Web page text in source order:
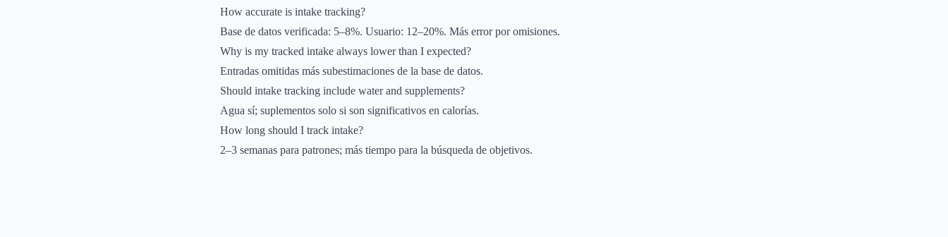
How accurate is intake tracking?
Base de datos verificada: 5–8%. Usuario: 12–20%. Más error por omisiones.
Why is my tracked intake always lower than I expected?
Entradas omitidas más subestimaciones de la base de datos.
Should intake tracking include water and supplements?
Agua sí; suplementos solo si son significativos en calorías.
How long should I track intake?
2–3 semanas para patrones; más tiempo para la búsqueda de objetivos.